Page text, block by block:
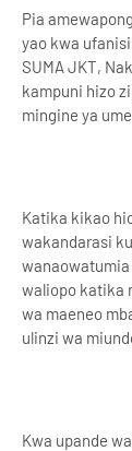
Pia
yao kwa
SUMA JKT,
kampuni hizo
mingine ya
Katika kikao
wakandarasi
waliopo katika
wa maeneo
ulinzi wa
Kwa upande